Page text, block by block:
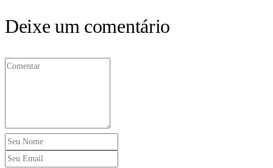
Deixe um comentário